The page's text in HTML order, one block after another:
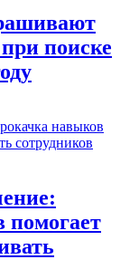
поиске
помогает